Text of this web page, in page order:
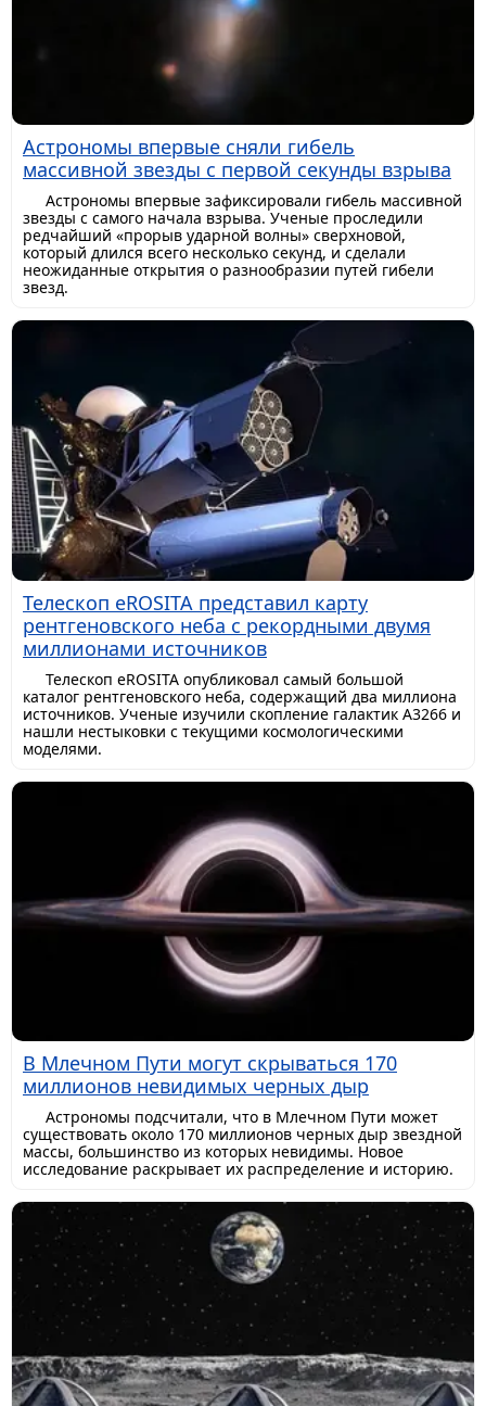
Астрономы впервые сняли гибель
массивной звезды с первой секунды взрыва
Астрономы впервые зафиксировали гибель массивной
звезды с самого начала взрыва. Ученые проследили
редчайший «прорыв ударной волны» сверхновой,
который длился всего несколько секунд, и сделали
неожиданные открытия о разнообразии путей гибели
звезд.
Телескоп eROSITA представил карту
рентгеновского неба с рекордными двумя
миллионами источников
Телескоп eROSITA опубликовал самый большой
каталог рентгеновского неба, содержащий два миллиона
источников. Ученые изучили скопление галактик A3266 и
нашли нестыковки с текущими космологическими
моделями.
В Млечном Пути могут скрываться 170
миллионов невидимых черных дыр
Астрономы подсчитали, что в Млечном Пути может
существовать около 170 миллионов черных дыр звездной
массы, большинство из которых невидимы. Новое
исследование раскрывает их распределение и историю.